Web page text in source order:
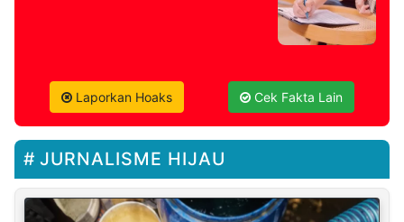
Laporkan Hoaks Cek Fakta Lain
JURNALISME HIJAU